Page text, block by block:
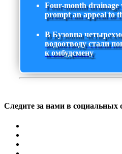
Four-month drainage
prompt an appeal to
В Бузовна
водоотводу стали
к омбудсмену
Следите за нами в социальных